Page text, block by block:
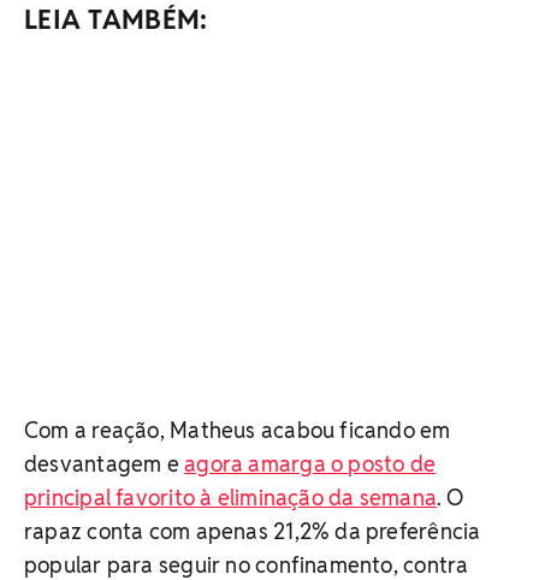
LEIA TAMBÉM:
Com a reação, Matheus acabou ficando em
desvantagem eagora amarga o posto de
principal favorito à eliminação da semana. O
rapaz conta com apenas 21,2% da preferência
popular para seguir no confinamento, contra